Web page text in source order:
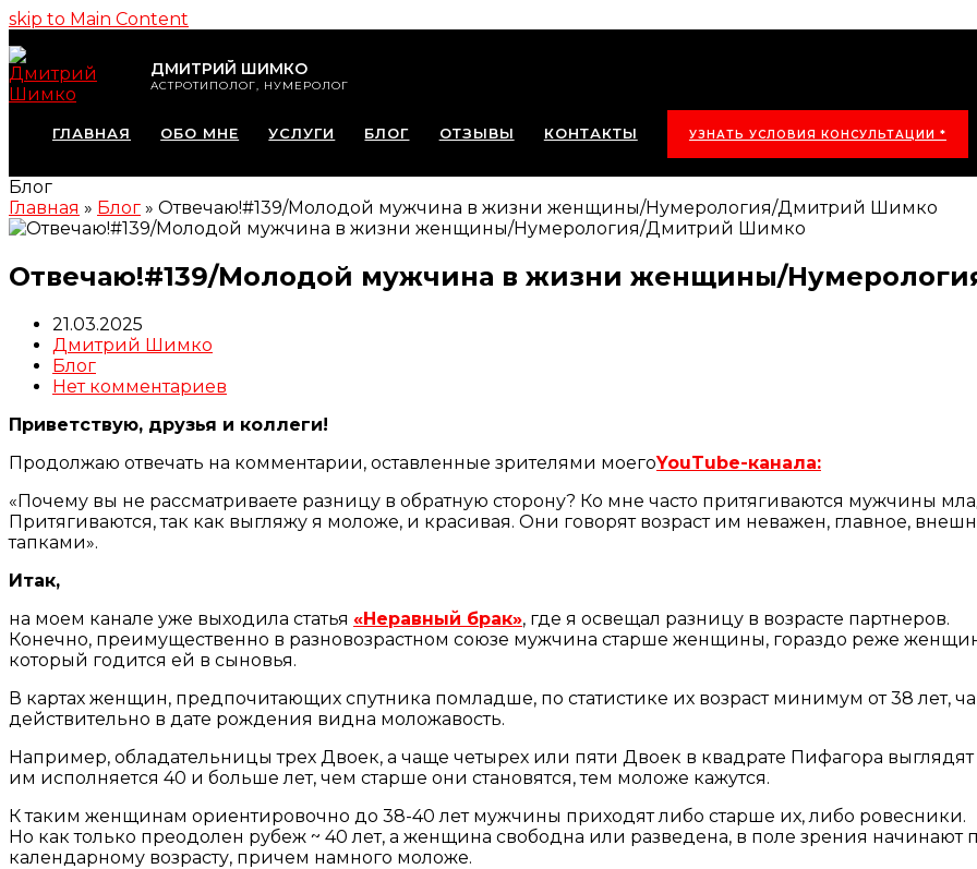
skip to Main Content
ДМИТРИЙ ШИМКО
АСТРОТИПОЛОГ, НУМЕРОЛОГ
ГЛАВНАЯ ОБО МНЕ УСЛУГИ БЛОГ ОТЗЫВЫ КОНТАКТЫ УЗНАТЬ УСЛОВИЯ КОНСУЛЬТАЦИИ *
Блог
Главная » Блог » Отвечаю!#139/Молодой мужчина в жизни женщины/Нумерология/Дмитрий Шимко
Отвечаю!#139/Молодой мужчина в жизни женщины/
21.03.2025
Дмитрий Шимко
Блог
Нет комментариев
Приветствую, друзья и коллеги!
Продолжаю отвечать на комментарии, оставленные зрителями моегоYouTube-канала:
«Почему вы не рассматриваете разницу в обратную сторону? Ко мне часто притягиваются мужчины
Притягиваются, так как выгляжу я моложе, и красивая. Они говорят возраст им неважен, главное,
тапками».
Итак,
на моем канале уже выходила статья «Неравный брак», где я освещал разницу в возрасте партнеров.
Конечно, преимущественно в разновозрастном союзе мужчина старше женщины, гораздо реже
который годится ей в сыновья.
В картах женщин, предпочитающих спутника помладше, по статистике их возраст минимум от 38 лет,
действительно в дате рождения видна моложавость.
Например, обладательницы трех Двоек, а чаще четырех или пяти Двоек в квадрате Пифагора выглядят
им исполняется 40 и больше лет, чем старше они становятся, тем моложе кажутся.
К таким женщинам ориентировочно до 38-40 лет мужчины приходят либо старше их, либо ровесники.
Но как только преодолен рубеж ~ 40 лет, а женщина свободна или разведена, в поле зрения
календарному возрасту, причем намного моложе.